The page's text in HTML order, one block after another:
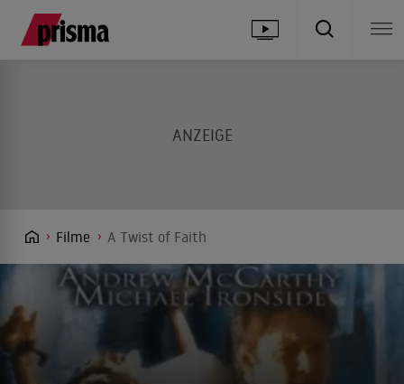
Filme A Twist of Faith